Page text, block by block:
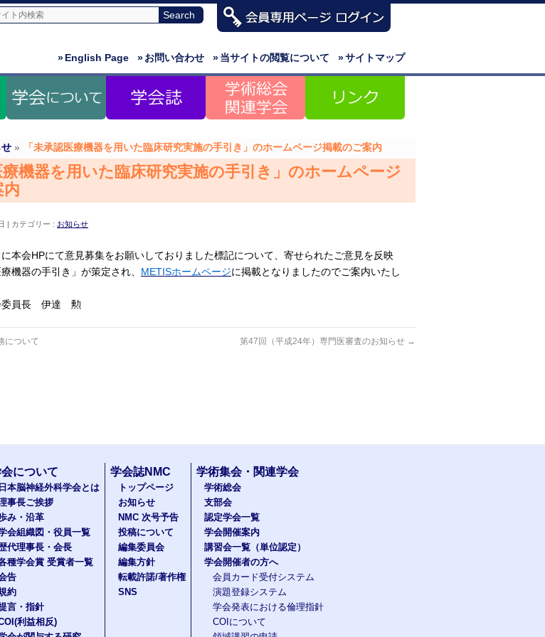
»サイトマップ
»当サイトの閲覧について
»お問い合わせ
»English Page
» 「未承認医療機器を用いた臨床研究実施の手引き」のホームページ掲載のご案内
療機器を用いた臨床研究実施の手引き」のホームページ
内
カテゴリー : お知らせ
本会HPにて意見募集をお願いしておりました標記について、寄せられたご意見を反映
機器の手引き」が策定され、 METISホームページに掲載となりましたのでご案内いたし
委員長 伊達 勲
について 第47回（平成24年）専門医審査のお知らせ →
について
日本脳神経外科学会とは
事長ご挨拶
み・沿革
会組織図・役員一覧
代理事長・会長
種学会賞 受賞者一覧
告
約
言・指針
利益相反)
学会誌NMC
トップページ
お知らせ
NMC 次号予告
投稿について
編集委員会
編集方針
転載許諾/著作権
SNS
学術集会・関連学会
学術総会
支部会
認定学会一覧
学会開催案内
講習会一覧（単位認定）
学会開催者の方へ
会員カード受付システム
演題登録システム
学会発表における倫理指針
COIについて